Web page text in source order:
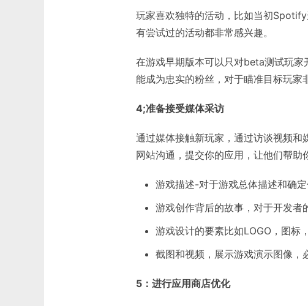
玩家喜欢独特的活动，比如当初
有尝试过的活动都非常感兴趣。
在游戏早期版本可以只对beta测试玩
能成为忠实的粉丝，对于瞄准目标玩家
4;准备接受媒体采访
通过媒体接触新玩家，通过访谈视频
网站沟通，提交你的应用，让他们帮助
游戏描述-对于游戏总体描述和确
游戏创作背后的故事，对于开发者
游戏设计的要素比如LOGO，图标
截图和视频，展示游戏演示图像，
5 ：进行应用商店优化